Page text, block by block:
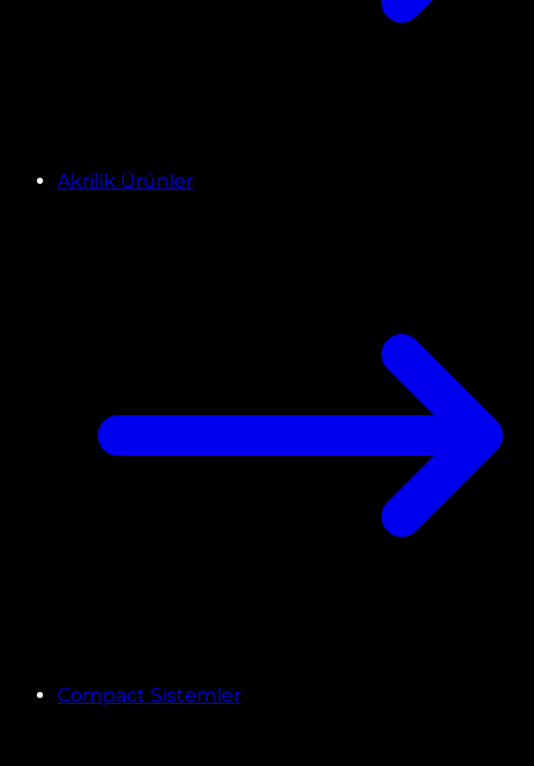
Akrilik Ürünler
Compact Sistemler